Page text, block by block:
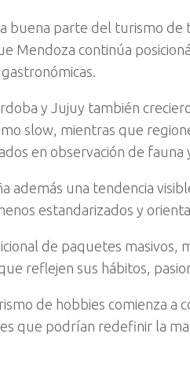
buena parte del turismo de
Mendoza continúa
y Jujuy también
slow, mientras que
en observación de fauna
además una tendencia
estandarizados y
de paquetes masivos,
reflejen sus hábitos,
de hobbies comienza a
que podrían redefinir la